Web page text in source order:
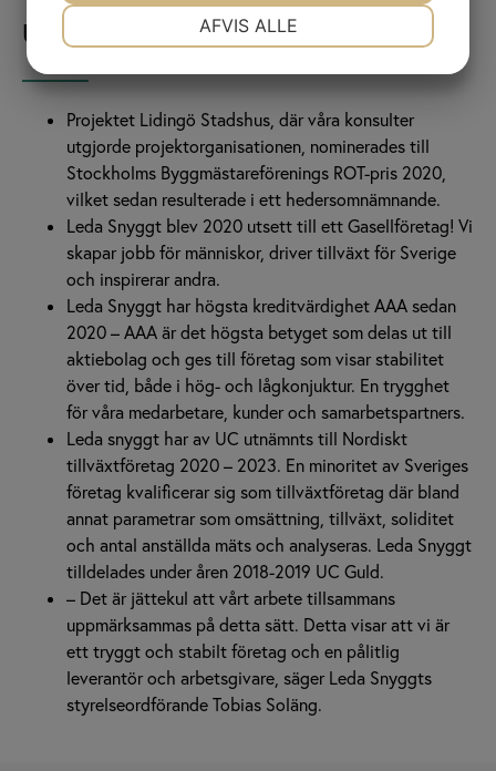
Utmärkelser
Projektet Lidingö Stadshus, där våra konsulter
utgjorde projektorganisationen, nominerades till
Stockholms Byggmästareförenings ROT-pris 2020,
vilket sedan resulterade i ett hedersomnämnande.
Leda Snyggt blev 2020 utsett till ett Gasellföretag! Vi
skapar jobb för människor, driver tillväxt för Sverige
och inspirerar andra.
Leda Snyggt har högsta kreditvärdighet AAA sedan
2020 – AAA är det högsta betyget som delas ut till
aktiebolag och ges till företag som visar stabilitet
över tid, både i hög- och lågkonjuktur. En trygghet
för våra medarbetare, kunder och samarbetspartners.
Leda snyggt har av UC utnämnts till Nordiskt
tillväxtföretag 2020 – 2023. En minoritet av Sveriges
företag kvalificerar sig som tillväxtföretag där bland
annat parametrar som omsättning, tillväxt, soliditet
och antal anställda mäts och analyseras. Leda Snyggt
tilldelades under åren 2018-2019 UC Guld.
– Det är jättekul att vårt arbete tillsammans
uppmärksammas på detta sätt. Detta visar att vi är
ett tryggt och stabilt företag och en pålitlig
leverantör och arbetsgivare, säger Leda Snyggts
styrelseordförande Tobias Soläng.
AFVIS ALLE